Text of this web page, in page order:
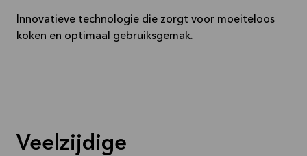
Innovatieve technologie die zorgt voor moeiteloos
koken en optimaal gebruiksgemak.
Veelzijdige